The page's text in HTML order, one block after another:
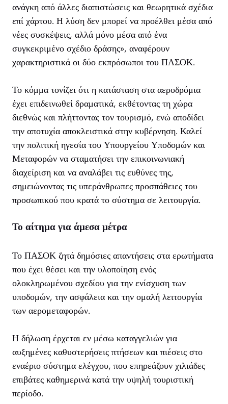
ανάγκη από άλλες διαπιστώσεις και θεωρητικά σχέδια
επί χάρτου. Η λύση δεν μπορεί να προέλθει μέσα από
νέες συσκέψεις, αλλά μόνο μέσα από ένα
συγκεκριμένο σχέδιο δράσης», αναφέρουν
χαρακτηριστικά οι δύο εκπρόσωποι του ΠΑΣΟΚ.
Το κόμμα τονίζει ότι η κατάσταση στα αεροδρόμια
έχει επιδεινωθεί δραματικά, εκθέτοντας τη χώρα
διεθνώς και πλήττοντας τον τουρισμό, ενώ αποδίδει
την αποτυχία αποκλειστικά στην κυβέρνηση. Καλεί
την πολιτική ηγεσία του Υπουργείου Υποδομών και
Μεταφορών να σταματήσει την επικοινωνιακή
διαχείριση και να αναλάβει τις ευθύνες της,
σημειώνοντας τις υπεράνθρωπες προσπάθειες του
προσωπικού που κρατά το σύστημα σε λειτουργία.
Το αίτημα για άμεσα μέτρα
Το ΠΑΣΟΚ ζητά δημόσιες απαντήσεις στα ερωτήματα
που έχει θέσει και την υλοποίηση ενός
ολοκληρωμένου σχεδίου για την ενίσχυση των
υποδομών, την ασφάλεια και την ομαλή λειτουργία
των αερομεταφορών.
Η δήλωση έρχεται εν μέσω καταγγελιών για
αυξημένες καθυστερήσεις πτήσεων και πιέσεις στο
εναέριο σύστημα ελέγχου, που επηρεάζουν χιλιάδες
επιβάτες καθημερινά κατά την υψηλή τουριστική
περίοδο.